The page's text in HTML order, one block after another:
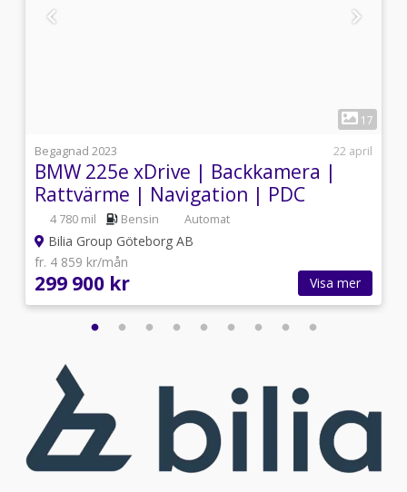
17
Begagnad 2023
22 april
BMW 225e xDrive | Backkamera |
Rattvärme | Navigation | PDC
4 780 mil Bensin Automat
Bilia Group Göteborg AB
fr. 4 859 kr/mån
299 900 kr Visa mer